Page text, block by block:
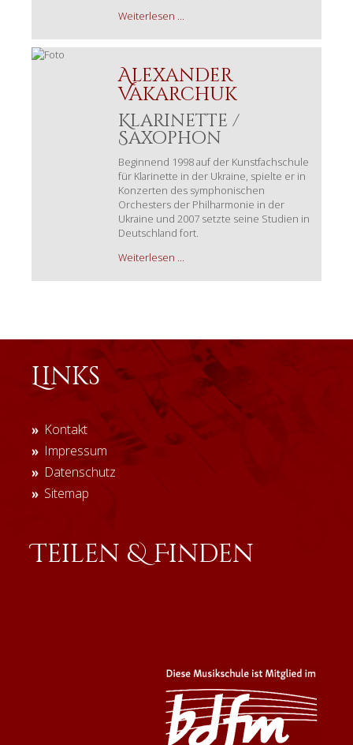
Weiterlesen …
Alexander
Vakarchuk
Klarinette /
Saxophon
Beginnend 1998 auf der Kunstfachschule
für Klarinette in der Ukraine, spielte er in
Konzerten des symphonischen
Orchesters der Philharmonie in der
Ukraine und 2007 setzte seine Studien in
Deutschland fort.
Weiterlesen …
Links
Navigation
überspringen
Kontakt
Impressum
Datenschutz
Sitemap
Teilen & Finden